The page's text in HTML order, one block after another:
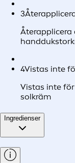
3
4Vistas inte
Vistas inte
solkräm
Ingredienser